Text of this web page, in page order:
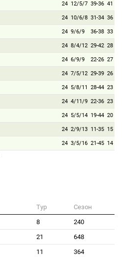
24 12/5/7 39-36 41
24 10/6/8 31-34 36
24 9/6/9 36-38 33
24 8/4/12 29-42 28
24 6/9/9 22-26 27
24 7/5/12 29-39 26
24 5/8/11 28-44 23
24 4/11/9 22-36 23
24 5/5/14 19-44 20
24 2/9/13 11-35 15
24 3/5/16 21-45 14
Тур
Сезон
8
240
21
648
11
364